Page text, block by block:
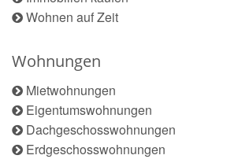
Wohnen auf Zeit
Wohnungen
Mietwohnungen
Eigentumswohnungen
Dachgeschosswohnungen
Erdgeschosswohnungen